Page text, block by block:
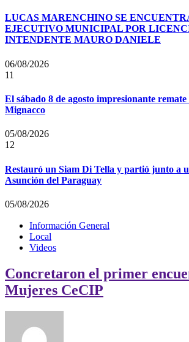
LUCAS MARENCHINO SE
EJECUTIVO MUNICIPAL POR
INTENDENTE MAURO DANIELE
06/08/2026
11
El sábado 8 de agosto impresionante
Mignacco
05/08/2026
12
Restauró un Siam Di Tella y partió junto a
Asunción del Paraguay
05/08/2026
Información General
Local
Videos
Concretaron el primer
Mujeres CeCIP